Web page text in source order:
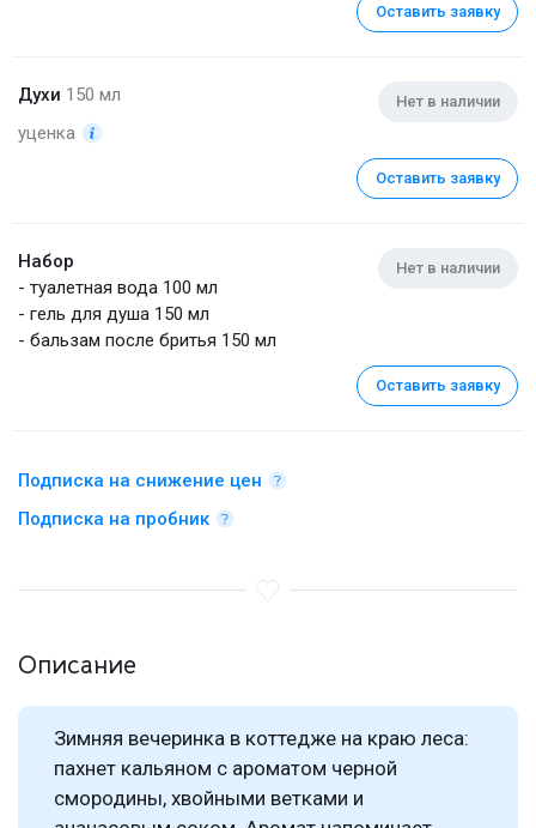
Оставить заявку
Духи 150 мл
уценка
Нет в наличии
Оставить заявку
Набор
- туалетная вода 100 мл
- гель для душа 150 мл
- бальзам после бритья 150 мл
Нет в наличии
Оставить заявку
Подписка на снижение цен
Подписка на пробник
Описание
Зимняя вечеринка в коттедже на краю леса:
пахнет кальяном с ароматом черной
смородины, хвойными ветками и